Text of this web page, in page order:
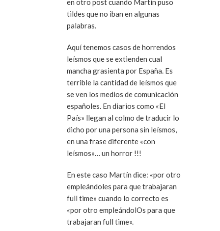
en otro post cuando Martín puso
tildes que no iban en algunas
palabras.
Aquí tenemos casos de horrendos
leísmos que se extienden cual
mancha grasienta por España. Es
terrible la cantidad de leísmos que
se ven los medios de comunicación
españoles. En diarios como «El
País» llegan al colmo de traducir lo
dicho por una persona sin leísmos,
en una frase diferente «con
leísmos»… un horror !!!
En este caso Martín dice: «por otro
empleándoles para que trabajaran
full time» cuando lo correcto es
«por otro empleándolOs para que
trabajaran full time».